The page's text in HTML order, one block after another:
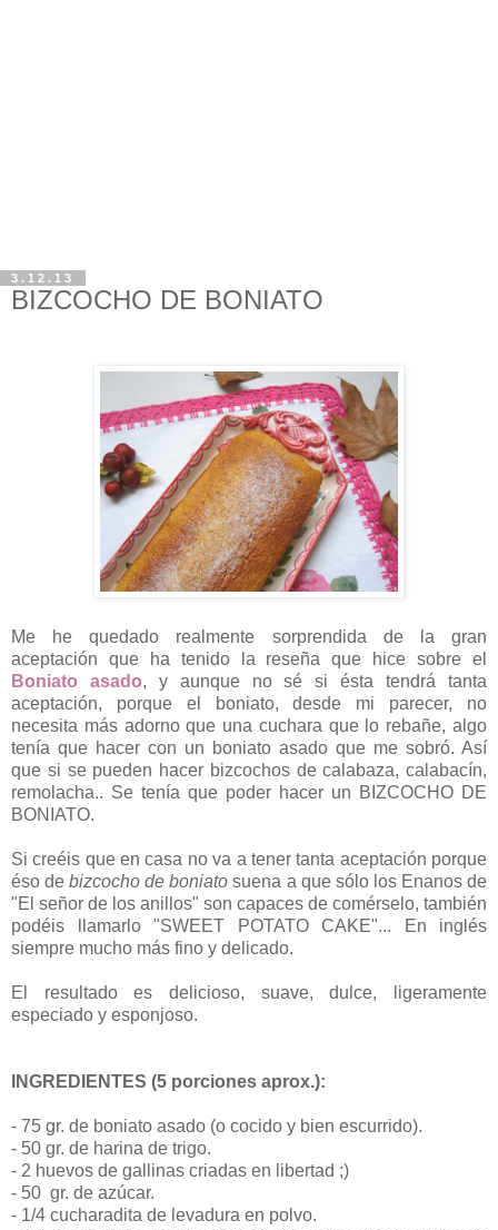
3.12.13
BIZCOCHO DE BONIATO
Me he quedado realmente sorprendida de la gran
aceptación que ha tenido la reseña que hice sobre el
Boniato asado, y aunque no sé si ésta tendrá tanta
aceptación, porque el boniato, desde mi parecer, no
necesita más adorno que una cuchara que lo rebañe, algo
tenía que hacer con un boniato asado que me sobró. Así
que si se pueden hacer bizcochos de calabaza, calabacín,
remolacha.. Se tenía que poder hacer un BIZCOCHO DE
BONIATO.
Si creéis que en casa no va a tener tanta aceptación porque
éso debizcocho de boniato suena a que sólo los Enanos de
"El señor de los anillos" son capaces de comérselo, también
podéis llamarlo "SWEET POTATO CAKE"... En inglés
siempre mucho más fino y delicado.
El resultado es delicioso, suave, dulce, ligeramente
especiado y esponjoso.
INGREDIENTES (5 porciones aprox.):
- 75 gr. de boniato asado (o cocido y bien escurrido).
- 50 gr. de harina de trigo.
- 2 huevos de gallinas criadas en libertad ;)
- 50 gr. de azúcar.
- 1/4 cucharadita de levadura en polvo.